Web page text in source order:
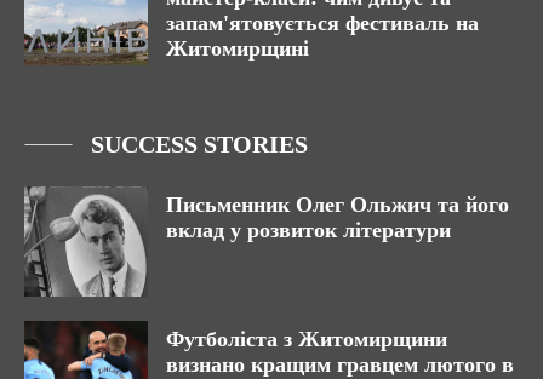
запам'ятовується фестиваль на
Житомирщині
SUCCESS STORIES
Письменник Олег Ольжич та його
вклад у розвиток літератури
Футболіста з Житомирщини
визнано кращим гравцем лютого в